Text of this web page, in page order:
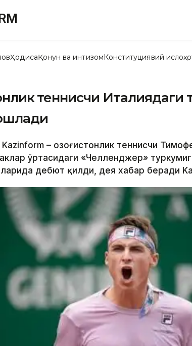
ҲодисаҚонун ва интизомКонституциявий
теннисчи Италиядаги
Kazinform – Қозоғистонлик теннисчи
ўртасидаги «Челленджер»
дебют қилди, дея хабар беради